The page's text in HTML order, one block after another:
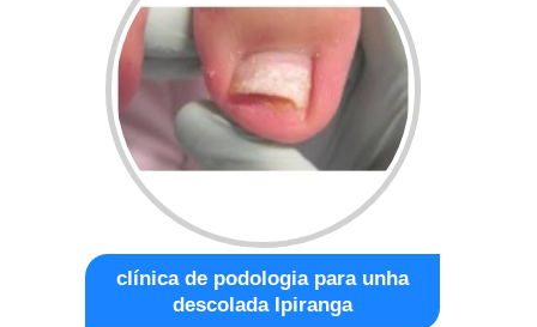
clínica de podologia para unha
descolada Ipiranga